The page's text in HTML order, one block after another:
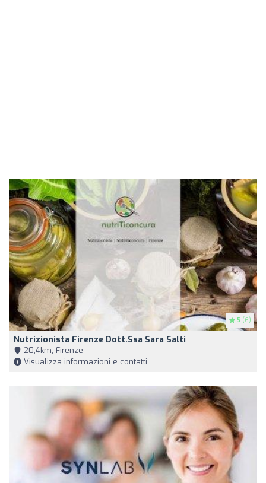
5 (6)
Nutrizionista Firenze Dott.ssa Sara Salti
20,4km, Firenze
Visualizza informazioni e contatti